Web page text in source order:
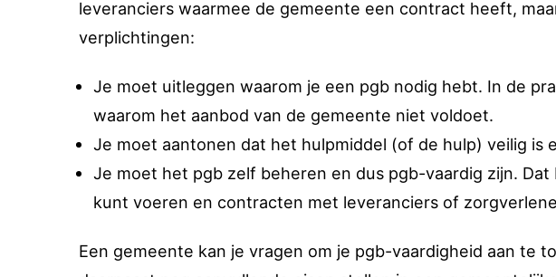
leveranciers waarmee de gemeente een contract heeft,
verplichtingen:
Je moet uitleggen waarom je een pgb nodig hebt. In de
waarom het aanbod van de gemeente niet voldoet.
Je moet aantonen dat het hulpmiddel (of de hulp) veilig is
Je moet het pgb zelf beheren en dus pgb-vaardig zijn.
kunt voeren en contracten met leveranciers of
Een gemeente kan je vragen om je pgb-vaardigheid aan te